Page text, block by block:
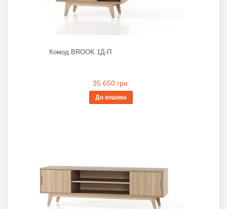
Комод BROOK 1Д-П
35 650 грн.
До кошика